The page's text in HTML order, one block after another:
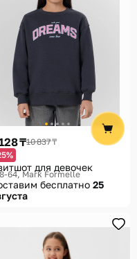
₸10 837 ₸
для девочек
64 Mark Formelle
бесплатно 25